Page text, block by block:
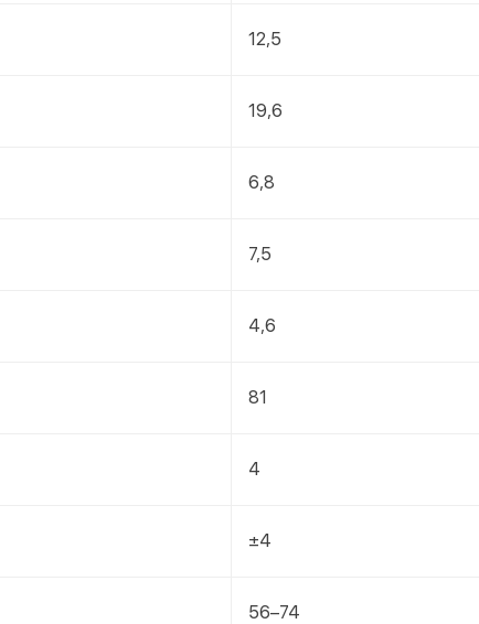
12,5
19,6
6,8
7,5
4,6
81
4
±4
56–74